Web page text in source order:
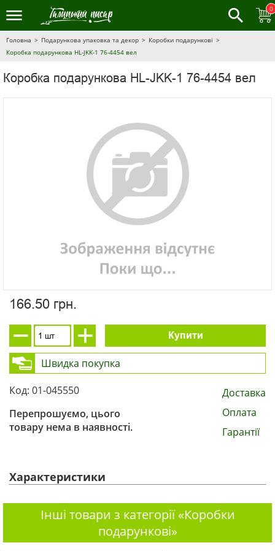
0
Головна Подарункова упаковка та декор
Коробки подарункові
Коробка подарункова HL-JKK-1 76-4454 вел
Коробка подарункова HL-JKK-1 76-4454 вел
166.50 грн.
Купити
Швидка покупка
Код: 01-045550
Перепрошуємо, цього
товару нема в наявності.
Доставка
Оплата
Гарантії
Характеристики
Інші товари з категорії «Коробки
подарункові»